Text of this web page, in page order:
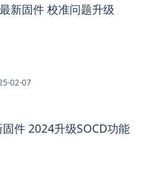
新固件 校准问题升级
02-07
件 2024升级SOCD功能